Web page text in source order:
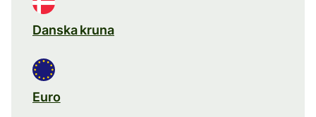
Danska kruna
Euro